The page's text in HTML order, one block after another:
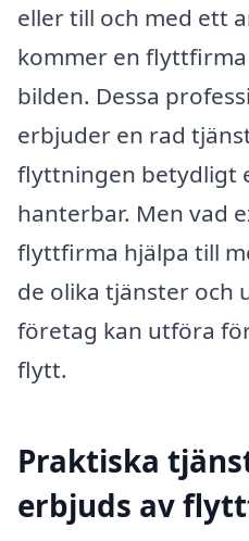
eller till och med ett
kommer en
bilden. Dessa
erbjuder en rad
flyttningen betydligt
hanterbar. Men vad
flyttfirma hjälpa till
de olika tjänster och
företag kan utföra
flytt.
Praktiska
erbjuds av